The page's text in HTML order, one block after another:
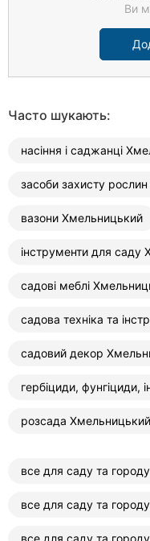
Ви
Часто шукають:
насіння і саджанці
засоби захисту
вазони Хмельницький
інструменти для саду
садові меблі
садова техніка та
садовий декор
гербіциди, фунгіциди,
розсада Хмельницький
все для саду та
все для саду та